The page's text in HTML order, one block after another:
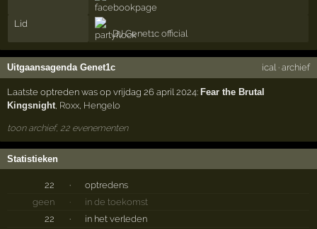
Lid
DJ Genet1c official
Uitgaansagenda Genet1c ical· archief
Laatste optreden was op vrijdag 26 april 2024: Fear the Brutal
Kingsnight Roxx Hengelo
toon archief, 22 evenementen
Statistieken
22 ·
optredens
geen
·
in de toekomst
22
·
in het verleden